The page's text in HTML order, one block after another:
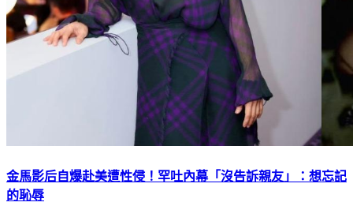
金馬影后自爆赴美遭性侵！罕吐內幕「沒告訴親友」：想忘記
的恥辱